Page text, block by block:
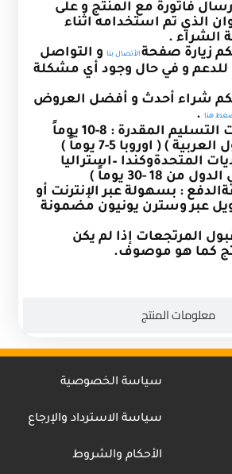
معلومات المنتج
فاتورة مع المنتج و على
الذي تم استخدامه اثناء
الشراء .
زيارة صفحة الأتصال بنا و التواصل
للدعم و في حال وجود أي مشكلة
شراء أحدث و أفضل العروض
هنا .
اوقات التسليم المقدرة : 8-10 يوماً
(للدول العربية ) ( اوروبا 5-7 يوماً )
المتحدةوكندا –استراليا
من 18 -30 يوماً )
: بسهولة عبر الإنترنت أو
عبر وسترن يونيون مضمونة
المرتجعات إذا لم يكن
كما هو موصوف.
سياسة الخصوصية
سياسة الاسترداد والإرجاع
الأحكام والشروط